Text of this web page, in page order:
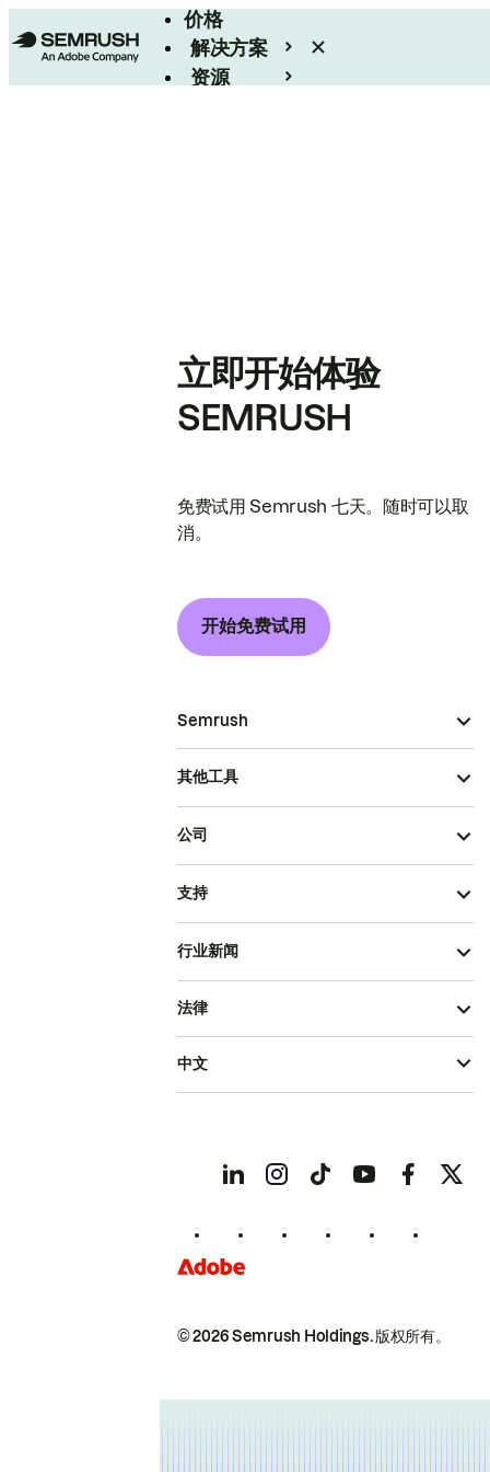
价格
解决方案
资源
立即开始体验
SEMRUSH
免费试用 Semrush 七天。随时可以取
消。
开始免费试用
Semrush
其他工具
公司
支持
行业新闻
© 2026 Semrush Holdings.版权所有。
法律
中文